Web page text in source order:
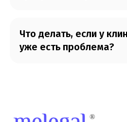
Что делать, если у
уже есть проблема?